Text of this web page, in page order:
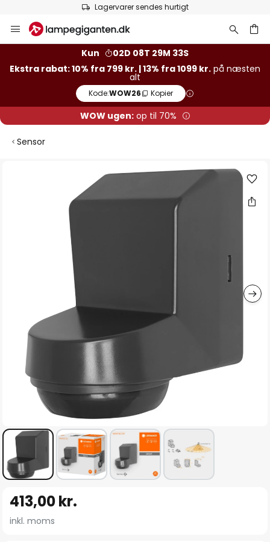
Lagervarer sendes hurtigt
to
Kun
02D 08T 29M 33S
Ekstra rabat: 10% fra 799 kr. | 13% fra 1099 kr. på næsten
alt
Kode:WOW26 Kopier
WOW ugen:op til 70%
Sensor
starten
413,00 kr.
inkl. moms